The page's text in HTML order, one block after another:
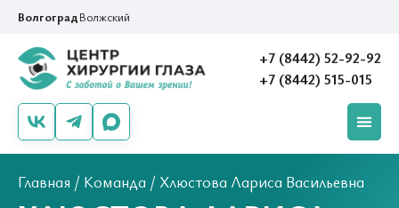
ВолгоградВолжский
+7 (8442) 52-92-92
+7 (8442) 515-015
Главная / Команда / Хлюстова Лариса Васильевна